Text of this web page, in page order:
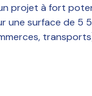
projet à fort
surface de 5